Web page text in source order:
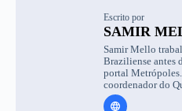
Escrito por
SAMIR
Samir Mello
Braziliense antes
portal
coordenador do